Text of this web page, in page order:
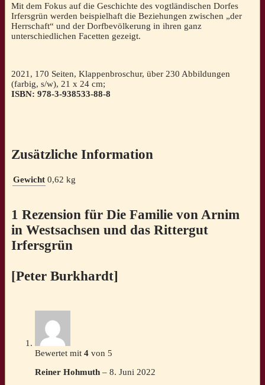
Mit dem Fokus auf die Geschichte des vogtländischen Dorfes
Irfersgrün werden beispielhaft die Beziehungen zwischen „der
Herrschaft“ und der Dorfbevölkerung in ihren ganz
unterschiedlichen Facetten gezeigt.
2021, 170 Seiten, Klappenbroschur, über 230 Abbildungen
(farbig, s/w), 21 x 24 cm;
ISBN: 978-3-938533-88-8
Zusätzliche Information
Gewicht 0,62 kg
1 Rezension für Die Familie von Arnim
in Westsachsen und das Rittergut
Irfersgrün
[Peter Burkhardt]
Bewertet mit 4 von 5
Reiner Hohmuth – 8. Juni 2022